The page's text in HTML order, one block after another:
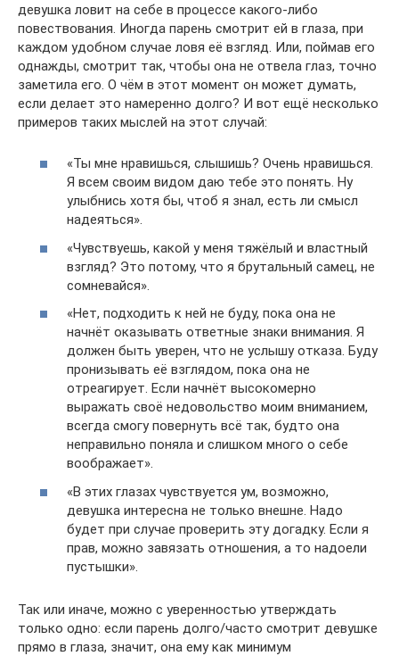
девушка ловит на себе в процессе какого-либо
повествования. Иногда парень смотрит ей в глаза, при
каждом удобном случае ловя её взгляд. Или, поймав его
однажды, смотрит так, чтобы она не отвела глаз, точно
заметила его. О чём в этот момент он может думать,
если делает это намеренно долго? И вот ещё несколько
примеров таких мыслей на этот случай:
«Ты мне нравишься, слышишь? Очень нравишься.
Я всем своим видом даю тебе это понять. Ну
улыбнись хотя бы, чтоб я знал, есть ли смысл
надеяться».
«Чувствуешь, какой у меня тяжёлый и властный
взгляд? Это потому, что я брутальный самец, не
сомневайся».
«Нет, подходить к ней не буду, пока она не
начнёт оказывать ответные знаки внимания. Я
должен быть уверен, что не услышу отказа. Буду
пронизывать её взглядом, пока она не
отреагирует. Если начнёт высокомерно
выражать своё недовольство моим вниманием,
всегда смогу повернуть всё так, будто она
неправильно поняла и слишком много о себе
воображает».
«В этих глазах чувствуется ум, возможно,
девушка интересна не только внешне. Надо
будет при случае проверить эту догадку. Если я
прав, можно завязать отношения, а то надоели
пустышки».
Так или иначе, можно с уверенностью утверждать
только одно: если парень долго/часто смотрит девушке
прямо в глаза, значит, она ему как минимум